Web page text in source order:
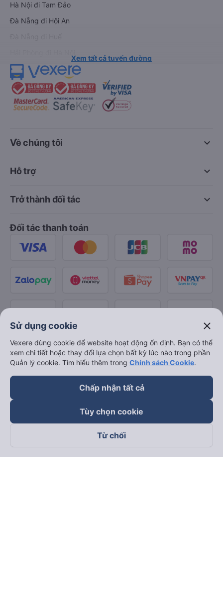
Hà Nội đi Tam Đảo
Đà Nẵng đi Hội An
Xem tất cả tuyến đường
keyboard_arrow_down
Về chúng tôi
keyboard_arrow_down
Hỗ trợ
keyboard_arrow_down
Trở thành đối tác
Đối tác thanh toán
Theo dõi chúng tôi trên
Sử dụng cookie close
Vexere dùng cookie để website hoạt động ổn định. Bạn có thể
xem chi tiết hoặc thay đổi lựa chọn bất kỳ lúc nào trong phần
Quản lý cookie. Tìm hiểu thêm trong Chính sách Cookie.
Chấp nhận tất cả
Tùy chọn cookie
Từ chối